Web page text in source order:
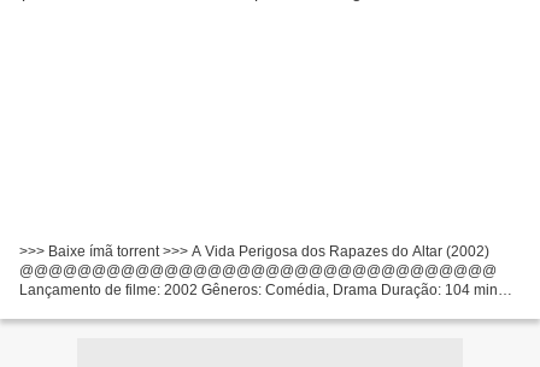
>>> Baixe ímã torrent >>> A Vida Perigosa dos Rapazes do Altar (2002)
@@@@@@@@@@@@@@@@@@@@@@@@@@@@@@@@@
Lançamento de filme: 2002 Gêneros: Comédia, Drama Duração: 104 min
Culkin,...